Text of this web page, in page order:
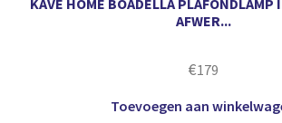
AFWER...
€179
Toevoegen aan